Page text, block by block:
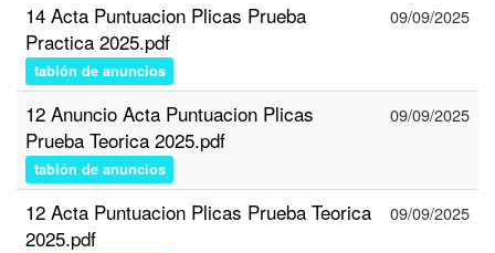
14 Acta Puntuacion Plicas Prueba
Practica 2025.pdf
tablón de anuncios
09/09/2025
12 Anuncio Acta Puntuacion Plicas
Prueba Teorica 2025.pdf
tablón de anuncios
09/09/2025
12 Acta Puntuacion Plicas Prueba Teorica
2025.pdf
09/09/2025